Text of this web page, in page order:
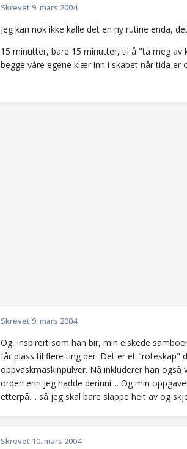
Skrevet9. mars 2004
Jeg kan nok ikke kalle det en ny rutine enda,
15 minutter, bare 15 minutter, til å "ta meg
begge våre egene klær inn i skapet når tida er
Skrevet9. mars 2004
Og, inspirert som han bir, min elskede
får plass til flere ting der. Det er et
oppvaskmaskinpulver. Nå inkluderer han
orden enn jeg hadde derinni.... Og min
etterpå.... så jeg skal bare slappe helt av og
Skrevet 10. mars 2004